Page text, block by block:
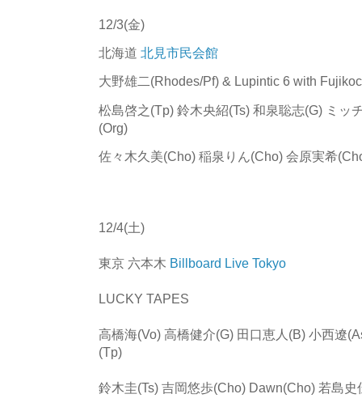
12/3(金)
北海道 北見市民会館
大野雄二(Rhodes/Pf) & Lupintic 6 with
松島啓之(Tp) 鈴木央紹(Ts) 和泉聡志(G) ミッ
(Org)
佐々木久美(Cho) 稲泉りん(Cho) 会原実希
12/4(土)
東京 六本木 Billboard Live Tokyo
LUCKY TAPES
高橋海(Vo) 高橋健介(G) 田口恵人(B) 小西遼
(Tp)
鈴木圭(Ts) 吉岡悠歩(Cho) Dawn(Cho) 若島